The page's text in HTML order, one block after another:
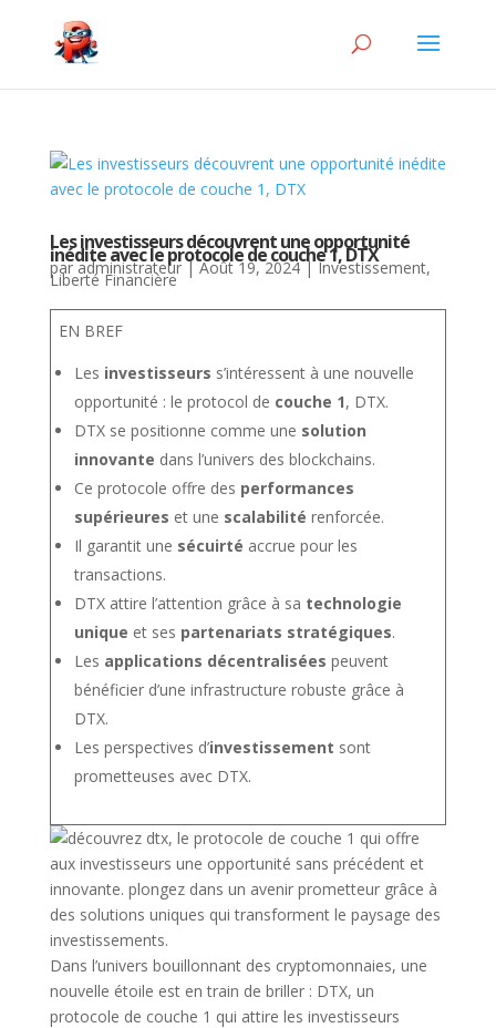
Les investisseurs découvrent une opportunité
inédite avec le protocole de couche 1, DTX
paradministrateur|Août 19, 2024|Investissement,
Liberté Financière
EN BREF
Les investisseurs s’intéressent à une nouvelle
opportunité : le protocol de couche 1, DTX.
DTX se positionne comme une solution
innovante dans l’univers des blockchains.
Ce protocole offre des performances
supérieures et une scalabilité renforcée.
Il garantit une sécuirté accrue pour les
transactions.
DTX attire l’attention grâce à sa technologie
unique et ses partenariats stratégiques.
Les applications décentralisées peuvent
bénéficier d’une infrastructure robuste grâce à
DTX.
Les perspectives d’investissement sont
prometteuses avec DTX.
Dans l’univers bouillonnant des cryptomonnaies, une
nouvelle étoile est en train de briller : DTX, un
protocole de couche 1 qui attire les investisseurs